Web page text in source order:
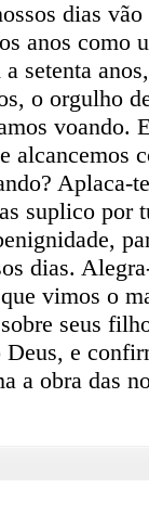
dias vão
anos como
setenta
o orgulho
voando.
alcancemos
Aplaca-
suplico por
dias.
vimos o
seus
e
a obra das